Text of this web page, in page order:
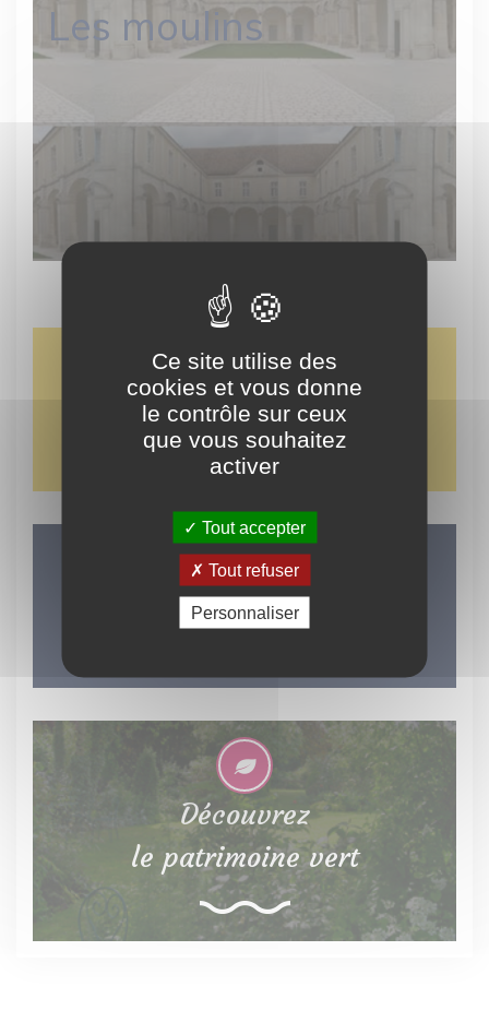
Les moulins
visites thématiques
LES INCONTOURNABLES
DU TERRITOIRE
Découvrez
le patrimoine vert
Ce site utilise des
cookies et vous donne
le contrôle sur ceux
que vous souhaitez
activer
Tout accepter
Tout refuser
Personnaliser